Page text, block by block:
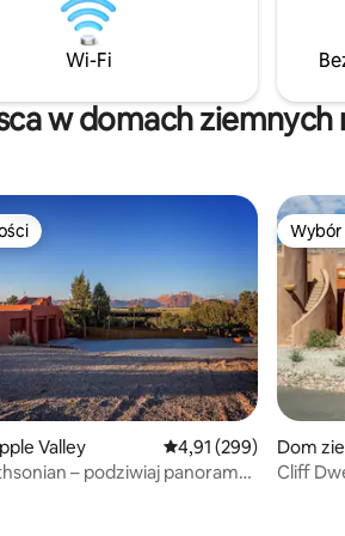
taras. Przygotuj się na
i wiele schodów z
dech w piersiach widokiem
kortu
Wi-Fi
w domach
liczba recenzji: 417
Valley Średnia ocena: 4,91
4,91 (299)
– podziwiaj panoramę
Dom
Cliff